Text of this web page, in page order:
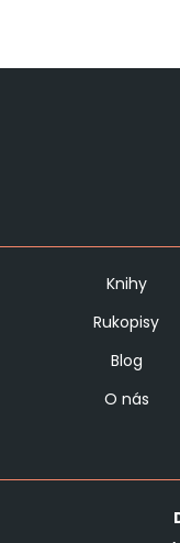
Knihy
Rukopisy
Blog
O nás